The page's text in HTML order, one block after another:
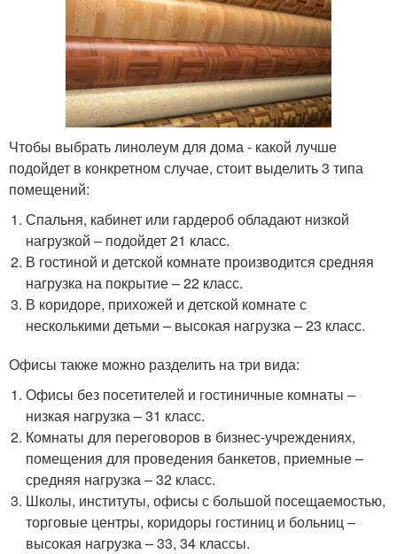
Чтобы выбрать линолеум для дома - какой лучше
подойдет в конкретном случае, стоит выделить 3 типа
помещений:
Спальня, кабинет или гардероб обладают низкой
нагрузкой – подойдет 21 класс.
В гостиной и детской комнате производится средняя
нагрузка на покрытие – 22 класс.
В коридоре, прихожей и детской комнате с
несколькими детьми – высокая нагрузка – 23 класс.
Офисы также можно разделить на три вида:
Офисы без посетителей и гостиничные комнаты –
низкая нагрузка – 31 класс.
Комнаты для переговоров в бизнес-учреждениях,
помещения для проведения банкетов, приемные –
средняя нагрузка – 32 класс.
Школы, институты, офисы с большой посещаемостью,
торговые центры, коридоры гостиниц и больниц –
высокая нагрузка – 33, 34 классы.